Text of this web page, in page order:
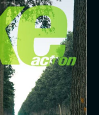
Revistas
Jornais
Notícias